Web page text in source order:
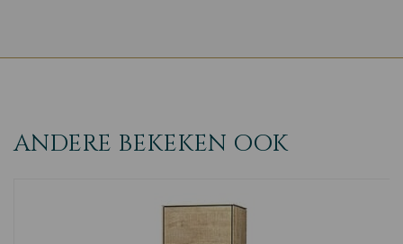
ANDERE BEKEKEN OOK